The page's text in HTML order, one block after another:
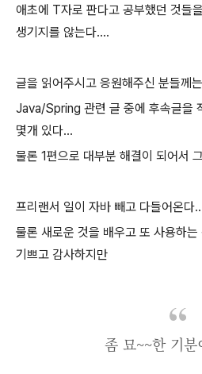
애초에 T자로 판다고 공부했던 것들
생기지를 않는다....
글을 읽어주시고 응원해주신 분들께
Java/Spring 관련 글 중에 후속글을
몇개 있다...
물론 1편으로 대부분 해결이 되어서
프리랜서 일이 자바 빼고 다들어온다
물론 새로운 것을 배우고 또 사용하
기쁘고 감사하지만
좀 묘~~한 기분